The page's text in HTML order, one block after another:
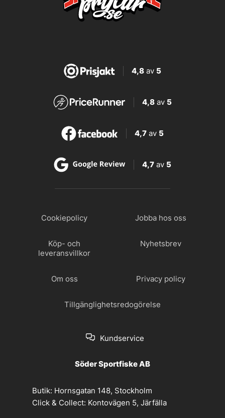
4,8av 5
4,8 av 5
4,7 av 5
4,7 av 5
Cookiepolicy Jobba hos oss
Köp- och
leveransvillkor
Nyhetsbrev
Om oss Privacy policy
Tillgänglighetsredogörelse
Kundservice
Söder Sportfiske AB
Butik: Hornsgatan 148, Stockholm
Click & Collect: Kontovägen 5, Järfälla